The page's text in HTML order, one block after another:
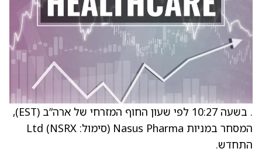
. בשעה 10:27 לפי שעון החוף המזרחי של ארה”ב (EST),
המסחר במניות Nasus Pharma (סימול: NSRX) Ltd
התחדש.